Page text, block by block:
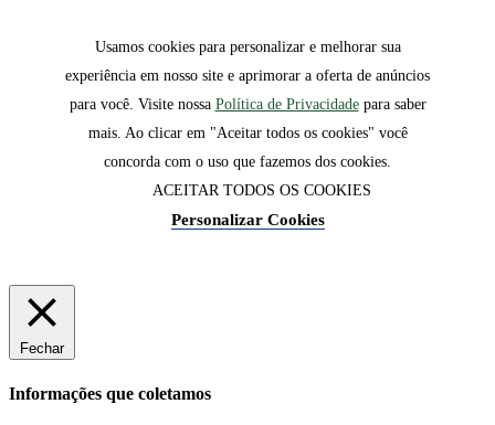
Usamos cookies para personalizar e melhorar sua
experiência em nosso site e aprimorar a oferta de anúncios
para você. Visite nossa Política de Privacidadepara saber
mais. Ao clicar em "Aceitar todos os cookies" você
concorda com o uso que fazemos dos cookies.
ACEITAR TODOS OS COOKIES
Personalizar Cookies
Fechar
Informações que coletamos